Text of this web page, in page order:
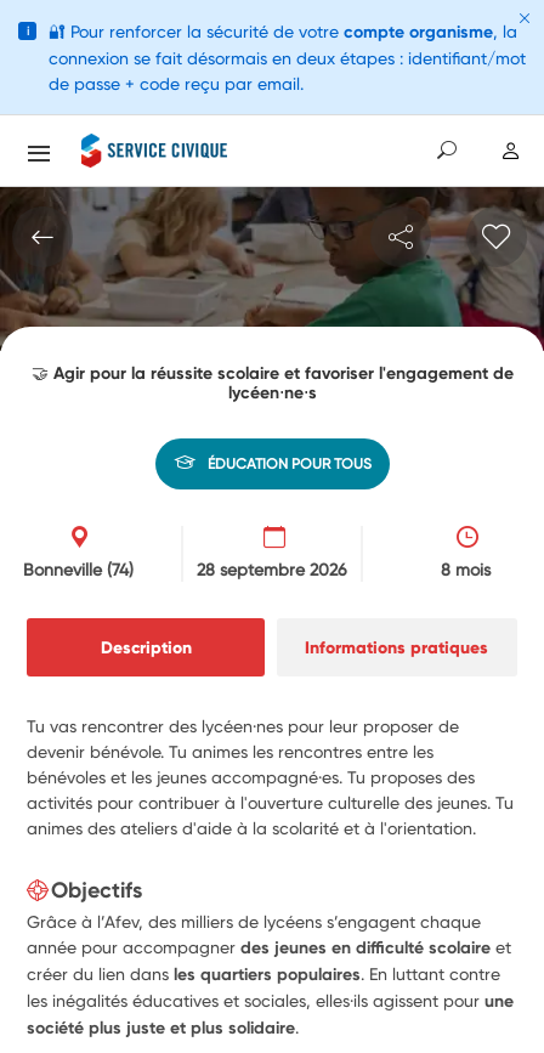
🤝 Agir pour la réussite scolaire et favoriser l'engagement de
lycéen⋅ne⋅s
ÉDUCATION POUR TOUS
Bonneville(74) 28 septembre 2026 8 mois
Description Informations pratiques
Tu vas rencontrer des lycéen·nes pour leur proposer de
devenir bénévole. Tu animes les rencontres entre les
bénévoles et les jeunes accompagné·es. Tu proposes des
activités pour contribuer à l'ouverture culturelle des jeunes. Tu
animes des ateliers d'aide à la scolarité et à l'orientation.
Objectifs
Grâce à l’Afev, des milliers de lycéens s’engagent chaque
année pour accompagnerdes jeunes en difficulté scolaire et
créer du lien dansles quartiers populaires. En luttant contre
les inégalités éducatives et sociales, elles·ils agissent pourune
société plus juste et plus solidaire.
i 🔐 Pour renforcer la sécurité de votre compte organisme, la
connexion se fait désormais en deux étapes : identifiant/mot
de passe + code reçu par email.